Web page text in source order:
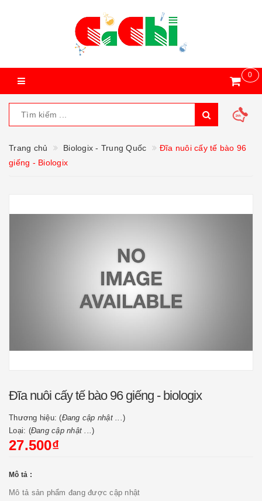
0
Trang chủ Biologix - Trung Quốc
Đĩa nuôi cấy tế bào 96
giếng - Biologix
Đĩa nuôi cấy tế bào 96 giếng - biologix
Thương hiệu: (Đang cập nhật ...)
Loại: (Đang cập nhật ...)
27.500₫
Mô tả :
Mô tả sản phẩm đang được cập nhật